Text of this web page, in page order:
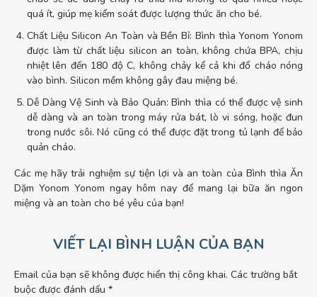
quá ít, giúp mẹ kiểm soát được lượng thức ăn cho bé.
Chất Liệu Silicon An Toàn và Bền Bỉ: Bình thìa Yonom Yonom
được làm từ chất liệu silicon an toàn, không chứa BPA, chịu
nhiệt lên đến 180 độ C, không chảy kể cả khi đổ cháo nóng
vào bình. Silicon mềm không gây đau miệng bé.
Dễ Dàng Vệ Sinh và Bảo Quản: Bình thìa có thể được vệ sinh
dễ dàng và an toàn trong máy rửa bát, lò vi sóng, hoặc đun
trong nước sôi. Nó cũng có thể được đặt trong tủ lạnh để bảo
quản cháo.
Các mẹ hãy trải nghiệm sự tiện lợi và an toàn của Bình thìa Ăn
Dặm Yonom Yonom ngay hôm nay để mang lại bữa ăn ngon
miệng và an toàn cho bé yêu của bạn!
VIẾT LẠI BÌNH LUẬN CỦA BẠN
Email của bạn sẽ không được hiển thị công khai. Các trường bắt
buộc được đánh dấu *